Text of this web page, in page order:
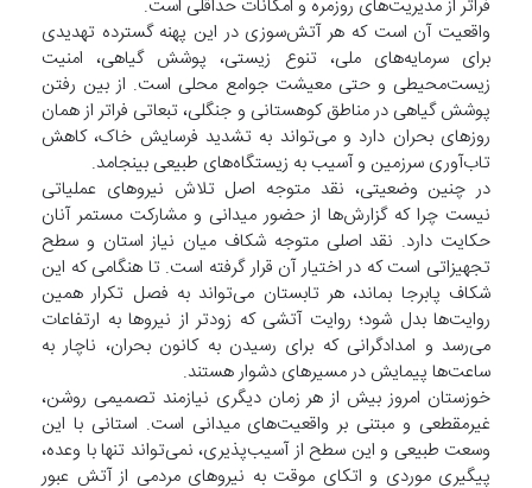
فراتر از مدیریت‌های روزمره و امکانات حداقلی است.
واقعیت آن است که هر آتش‌سوزی در این پهنه گسترده تهدیدی
برای سرمایه‌های ملی، تنوع زیستی، پوشش گیاهی، امنیت
زیست‌محیطی و حتی معیشت جوامع محلی است. از بین رفتن
پوشش گیاهی در مناطق کوهستانی و جنگلی، تبعاتی فراتر از همان
روزهای بحران دارد و می‌تواند به تشدید فرسایش خاک، کاهش
تاب‌آوری سرزمین و آسیب به زیستگاه‌های طبیعی بینجامد.
در چنین وضعیتی، نقد متوجه اصل تلاش نیروهای عملیاتی
نیست چرا که گزارش‌ها از حضور میدانی و مشارکت مستمر آنان
حکایت دارد. نقد اصلی متوجه شکاف میان نیاز استان و سطح
تجهیزاتی است که در اختیار آن قرار گرفته است. تا هنگامی که این
شکاف پابرجا بماند، هر تابستان می‌تواند به فصل تکرار همین
روایت‌ها بدل شود؛ روایت آتشی که زودتر از نیروها به ارتفاعات
می‌رسد و امدادگرانی که برای رسیدن به کانون بحران، ناچار به
ساعت‌ها پیمایش در مسیرهای دشوار هستند.
خوزستان امروز بیش از هر زمان دیگری نیازمند تصمیمی روشن،
غیرمقطعی و مبتنی بر واقعیت‌های میدانی است. استانی با این
وسعت طبیعی و این سطح از آسیب‌پذیری، نمی‌تواند تنها با وعده،
پیگیری موردی و اتکای موقت به نیروهای مردمی از آتش عبور